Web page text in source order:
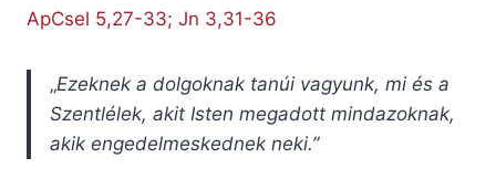
ApCsel 5,27-33; Jn 3,31-36
„Ezeknek a dolgoknak tanúi vagyunk, mi és a
Szentlélek, akit Isten megadott mindazoknak,
akik engedelmeskednek neki.”